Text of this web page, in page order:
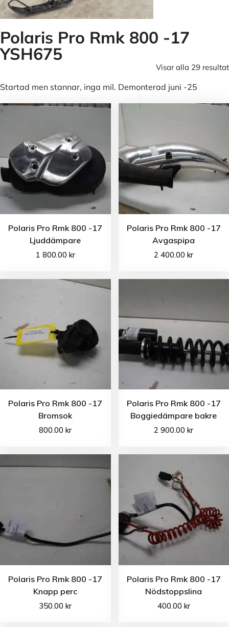
Polaris Pro Rmk 800 -17
YSH675
Visar alla 29 resultat
Startad men stannar, inga mil. Demonterad juni -25
Polaris Pro Rmk 800 -17
Ljuddämpare
1 800.00 kr
Polaris Pro Rmk 800 -17
Avgaspipa
2 400.00kr
Polaris Pro Rmk 800 -17
Bromsok
800.00kr
Polaris Pro Rmk 800 -17
Boggiedämpare bakre
2 900.00kr
Polaris Pro Rmk 800 -17
Knapp perc
350.00kr
Polaris Pro Rmk 800 -17
Nödstoppslina
400.00 kr